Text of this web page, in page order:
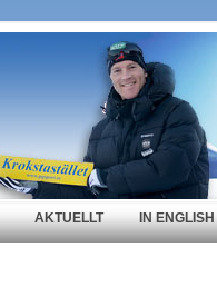
AKTUELLT IN ENGLISH